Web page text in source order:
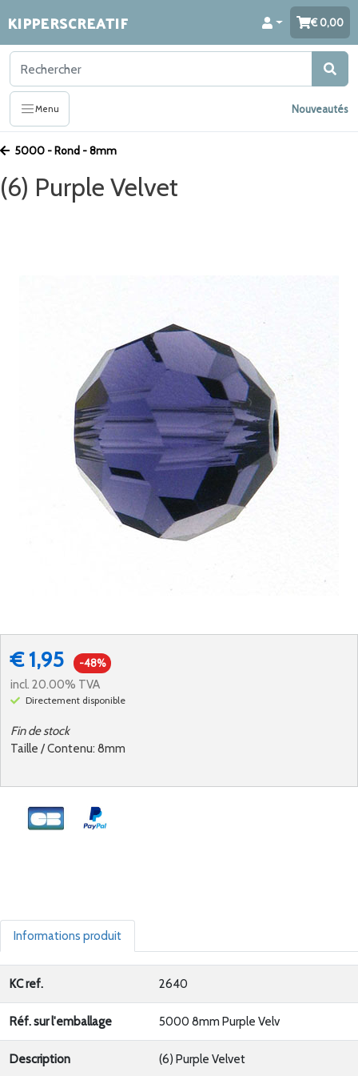
KIPPERSCREATIF 0,00
Menu Nouveautés
5000 - Rond - 8mm
(6) Purple Velvet
Taille / Contenu: 8mm
Fin de stock
€ 1,95 -48%
incl. 20.00% TVA
Directement disponible
Informations produit
KC ref. 2640
Réf. sur l'emballage 5000 8mm Purple Velv
Description (6) Purple Velvet